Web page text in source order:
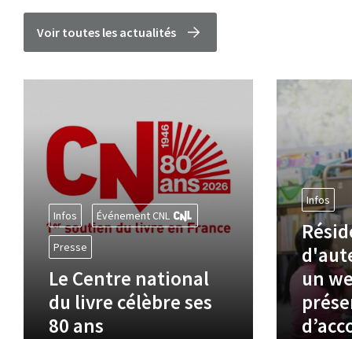
Voir toutes les actualités
Infos Événement CNL
Presse
Le Centre national
du livre célèbre ses
80 ans
Infos
un